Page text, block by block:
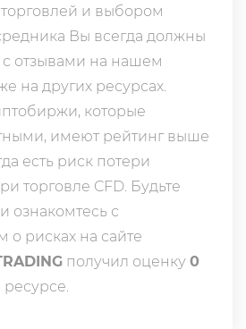
и выбором
Вы всегда должны
с отзывами на нашем
на других ресурсах.
которые
имеют рейтинг выше
еcть риск потери
торговле CFD. Будьте
ознакомтесь с
рисках на сайте
получил оценку 0